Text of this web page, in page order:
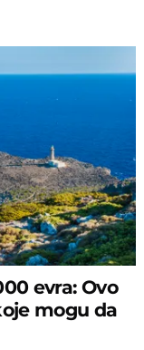
evra: Ovo
mogu da